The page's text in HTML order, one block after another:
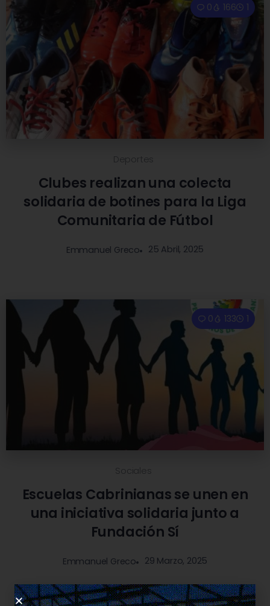
0 166 1
Deportes
Clubes realizan una colecta
solidaria de botines para la Liga
Comunitaria de Fútbol
Emmanuel Greco 25 Abril, 2025
0 133 1
Sociales
Escuelas Cabrinianas se unen en
una iniciativa solidaria junto a
Fundación Sí
Emmanuel Greco 29 Marzo, 2025